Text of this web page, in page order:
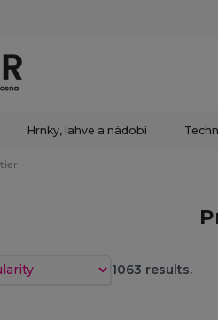
Hrnky, lahve a nádobí
1063 results.